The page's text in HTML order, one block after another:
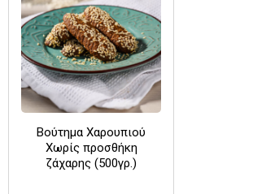
Βούτημα Χαρουπιού
Χωρίς προσθήκη
ζάχαρης (500γρ.)